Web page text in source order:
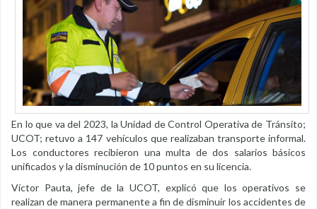
En lo que va del 2023, la Unidad de Control Operativa de Tránsito;
UCOT; retuvo a 147 vehículos que realizaban transporte informal.
Los conductores recibieron una multa de dos salarios básicos
unificados y la disminución de 10 puntos en su licencia.
Víctor Pauta, jefe de la UCOT, explicó que los operativos se
realizan de manera permanente a fin de disminuir los accidentes de